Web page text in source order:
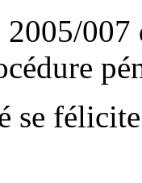
se